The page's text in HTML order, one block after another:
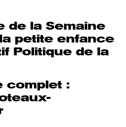
de la Semaine
petite enfance
Politique de la
complet :